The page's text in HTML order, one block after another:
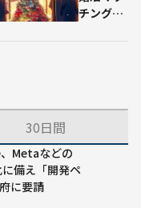
が
チングサ
開始
30日間
Metaなどの
備え「開発ペ
に要請